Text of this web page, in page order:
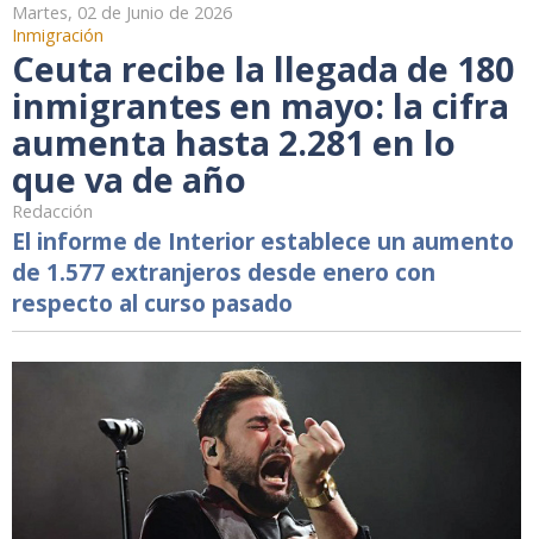
Martes, 02 de Junio de 2026
Inmigración
Ceuta recibe la llegada de 180
inmigrantes en mayo: la cifra
aumenta hasta 2.281 en lo
que va de año
Redacción
El informe de Interior establece un aumento
de 1.577 extranjeros desde enero con
respecto al curso pasado